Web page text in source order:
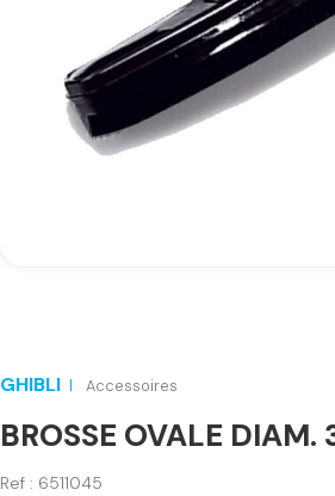
GHIBLI Accessoires
BROSSE OVALE
Ref : 6511045